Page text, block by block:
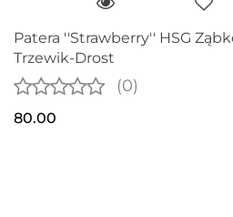
Patera​ ''Strawberry'' HSG
Trzewik-Drost
(0)
80.00